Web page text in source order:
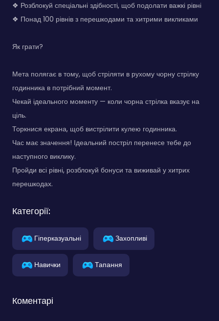
❖ Розблокуй спеціальні здібності, щоб подолати важкі рівні
❖ Понад 100 рівнів з перешкодами та хитрими викликами
Як грати?
Мета полягає в тому, щоб стріляти в рухому чорну стрілку
годинника в потрібний момент.
Чекай ідеального моменту — коли чорна стрілка вказує на
ціль.
Торкнися екрана, щоб вистрілити кулею годинника.
Час має значення! Ідеальний постріл перенесе тебе до
наступного виклику.
Пройди всі рівні, розблокуй бонуси та виживай у хитрих
перешкодах.
Категорії:
Гіперказуальні Захопливі
Навички Тапання
Коментарі